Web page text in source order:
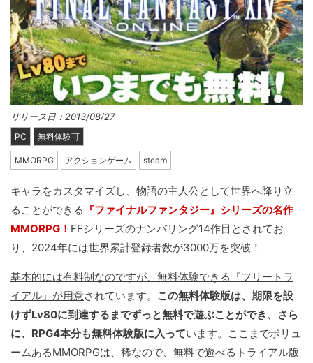
リリース日：2013/08/27
PC 無料体験可
MMORPG アクションゲーム steam
キャラをカスタマイズし、物語の主人公として世界へ降り立
ることができる 『ファイナルファンタジー』シリーズの名作
MMORPG！ FFシリーズのナンバリング14作目とされてお
り、2024年には世界累計登録者数が3000万を突破！
基本的には有料制なのですが、無料体験できる『フリートラ
イアル』が用意されています。 この無料体験版は、期限を設
けずLv80に到達するまでずっと無料で遊ぶことができ、さら
に、RPG4本分も無料体験版に入っています。ここまでボリュ
ームあるMMORPGは、稀なので、無料で遊べるトライアル版